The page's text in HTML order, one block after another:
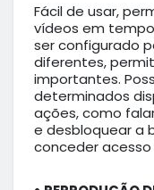
Fácil de usar,
vídeos em
ser configurado
diferentes,
importantes.
determinados
ações, como
e desbloquear a
conceder acesso